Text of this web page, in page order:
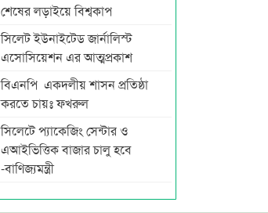
শেষের লড়াইয়ে বিশ্বকাপ
সিলেট ইউনাইটেড জার্নালিস্ট
এসোসিয়েশন এর আত্মপ্রকাশ
বিএনপি একদলীয় শাসন প্রতিষ্ঠা
করতে চায়ঃ ফখরুল
সিলেটে প্যাকেজিং সেন্টার ও
এআইভিত্তিক বাজার চালু হবে
-বাণিজ্যমন্ত্রী